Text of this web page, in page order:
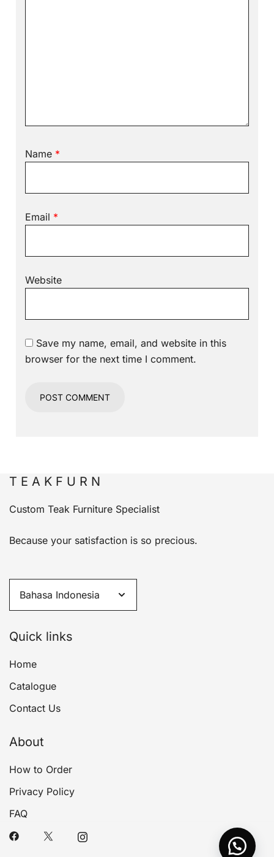
Name *
Email *
Website
Save my name, email, and website in this
browser for the next time I comment.
T E A K F U R N
Custom Teak Furniture Specialist
Because your satisfaction is so precious.
Quick links
Home
Catalogue
Contact Us
About
How to Order
Privacy Policy
FAQ